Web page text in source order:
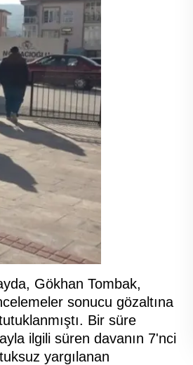
Gökhan Tombak,
sonucu gözaltına
Bir süre
ilgili süren davanın 7'nci
yargılanan